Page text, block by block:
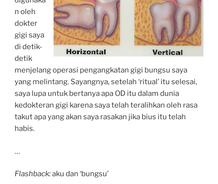
n oleh
dokter
gigi saya
di detik-
detik
menjelang operasi pengangkatan gigi bungsu saya
yang melintang. Sayangnya, setelah ‘ritual’ itu selesai,
saya lupa untuk bertanya apa OD itu dalam dunia
kedokteran gigi karena saya telah teralihkan oleh rasa
takut apa yang akan saya rasakan jika bius itu telah
habis.
…
Flashback:aku dan ‘bungsu’